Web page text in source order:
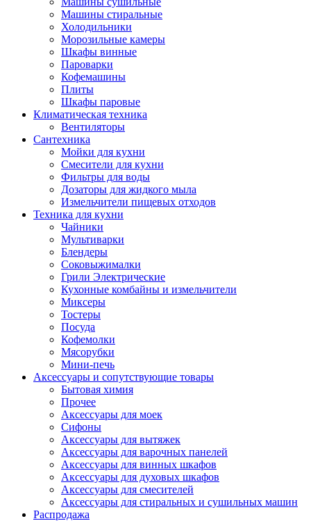
Машины стиральные
Холодильники
Морозильные камеры
Шкафы винные
Пароварки
Кофемашины
Плиты
Шкафы паровые
Климатическая техника
Вентиляторы
Сантехника
Мойки для кухни
Смесители для кухни
Фильтры для воды
Дозаторы для жидкого мыла
Измельчители пищевых отходов
Техника для кухни
Чайники
Мультиварки
Блендеры
Соковыжималки
Грили Электрические
Кухонные комбайны и измельчители
Миксеры
Тостеры
Посуда
Кофемолки
Мясорубки
Мини-печь
Аксессуары и сопутствующие товары
Бытовая химия
Прочее
Аксессуары для моек
Сифоны
Аксессуары для вытяжек
Аксессуары для варочных панелей
Аксессуары для винных шкафов
Аксессуары для духовых шкафов
Аксессуары для смесителей
Аксессуары для стиральных и сушильных машин
Распродажа